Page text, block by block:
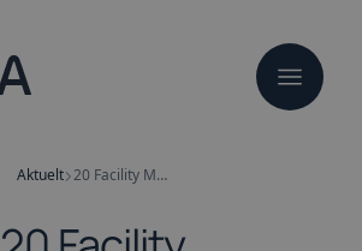
Aktuelt 20 Facility Management-uttrykk du bør kjenne til